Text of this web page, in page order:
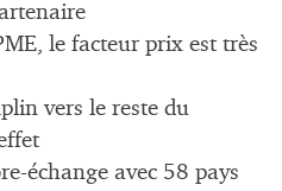
le facteur prix est très
vers le reste du
échange avec 58 pays